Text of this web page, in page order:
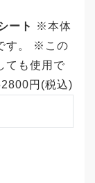
ート
※本体
す。 ※この
ても使用で
円(税込)